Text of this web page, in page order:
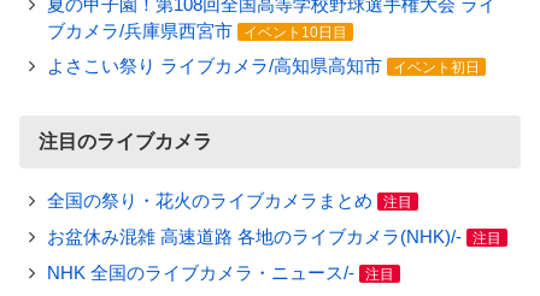
ブカメラ/兵庫県西宮市
イベント10日目
よさこい祭り ライブカメラ/高知県高知市 イベント初日
注目のライブカメラ
全国の祭り・花火のライブカメラまとめ 注目
お盆休み混雑 高速道路 各地のライブカメラ(NHK)/- 注目
NHK 全国のライブカメラ・ニュース/- 注目